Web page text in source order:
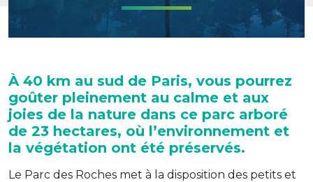
À 40 km au sud de Paris, vous pourrez
goûter pleinement au calme et aux
joies de la nature dans ce parc arboré
de 23 hectares, où l’environnement et
la végétation ont été préservés.
Le Parc des Roches met à la disposition des petits et